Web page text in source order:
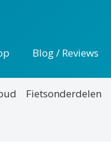
Blog / Reviews
Fietsonderdelen